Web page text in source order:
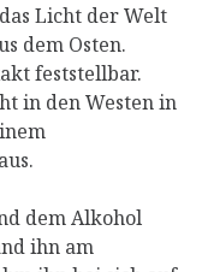
Licht der Welt
dem Osten.
feststellbar.
in den Westen in
dem Alkohol
ihn am